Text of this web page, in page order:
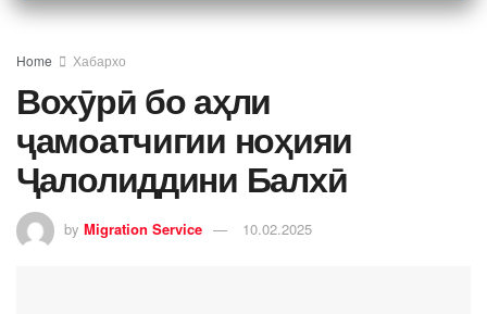
Home Хабархо
Вохӯрӣ бо аҳли
ҷамоатчигии ноҳияи
Ҷалолиддини Балхӣ
by Migration Service 10.02.2025